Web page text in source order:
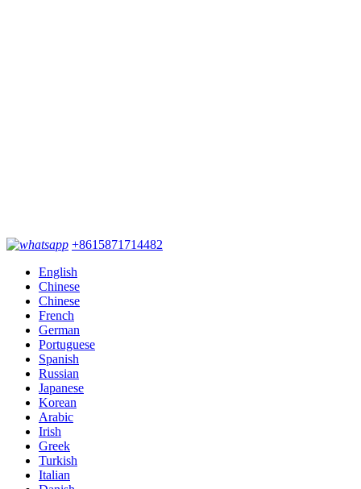
+8615871714482
English
Chinese
Chinese
French
German
Portuguese
Spanish
Russian
Japanese
Korean
Arabic
Irish
Greek
Turkish
Italian